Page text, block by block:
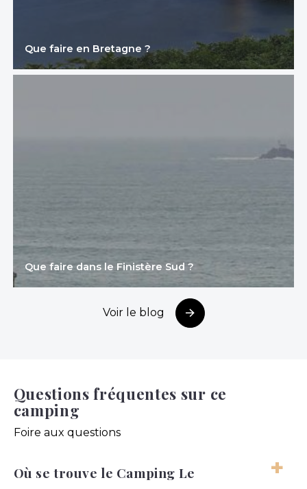
Que faire en Bretagne ?
Que faire dans le Finistère Sud ?
Voir le blog
Questions fréquentes sur ce
camping
Foire aux questions
Où se trouve le Camping Le